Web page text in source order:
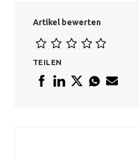
Artikel bewerten
TEILEN